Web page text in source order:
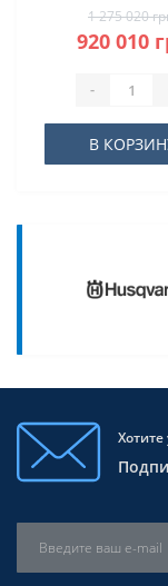
1 275 020
920 010
-
В